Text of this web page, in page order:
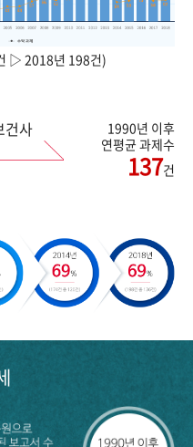
▷ 2018년 198건)
건사
1990년 이후
연평균 과제수
137건